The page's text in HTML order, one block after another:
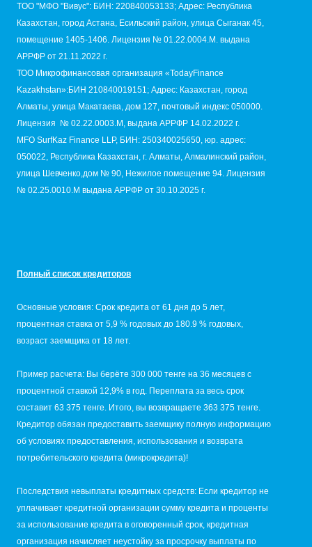
TОО "МФО "Вивус": БИН: 220840053133; Адрес: Республика
Казахстан, город Астана, Есильский район, улица Сыганак 45,
помещение 1405-1406. Лицензия № 01.22.0004.M. выдана
АРРФР от 21.11.2022 г.
ТОО Микрофинансовая организация «TodayFinance
Kazakhstan»:БИН 210840019151; Адрес: Казахстан, город
Алматы, улица Макатаева, дом 127, почтовый индекс 050000.
Лицензия № 02.22.0003.М, выдана АРРФР 14.02.2022 г.
MFO SurfKaz Finance LLP, БИН: 250340025650, юр. адрес:
050022, Республика Казахстан, г. Алматы, Алмалинский район,
улица Шевченко,дом № 90, Нежилое помещение 94. Лицензия
№ 02.25.0010.M выдана АРРФР от 30.10.2025 г.
Полный список кредиторов
Основные условия: Срок кредита от 61 дня до 5 лет,
процентная ставка от 5,9 % годовых до 180.9 % годовых,
возраст заемщика от 18 лет.
Пример расчета: Вы берёте 300 000 тенге на 36 месяцев с
процентной ставкой 12,9% в год. Переплата за весь срок
составит 63 375 тенге. Итого, вы возвращаете 363 375 тенге.
Кредитор обязан предоставить заемщику полную информацию
об условиях предоставления, использования и возврата
потребительского кредита (микрокредита)!
Последствия невыплаты кредитных средств: Если кредитор не
уплачивает кредитной организации сумму кредита и проценты
за использование кредита в оговоренный срок, кредитная
организация начисляет неустойку за просрочку выплаты по